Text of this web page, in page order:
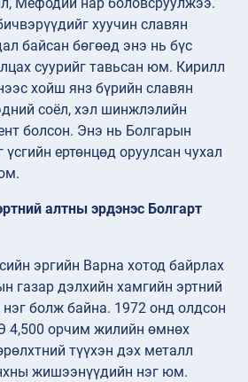
Мефодий нар боловсруулжээ.
хуучин славян
байсан бөгөөд энэ нь бүс
суурийг тавьсан юм. Кирилл
хойш янз бүрийн славян
соёл, хэл шинжлэлийн
болсон. Энэ нь Болгарын
үсгийн ертөнцөд оруулсан чухал
алтны эрдэнэс Болгарт
эргийн Варна хотод байрлах
газар дэлхийн хамгийн эртний
болж байна. 1972 онд олдсон
4,500 орчим жилийн өмнөх
түүхэн дэх металл
жишээнүүдийн нэг юм.